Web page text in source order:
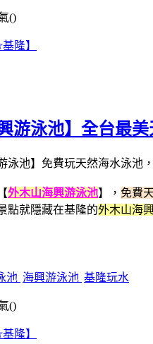
()
隆】
游泳池】全台最
【外木山海興游泳池】， 免費
點就隱藏在基隆的外木山海
池 海興游泳池 基隆玩水
()
隆】